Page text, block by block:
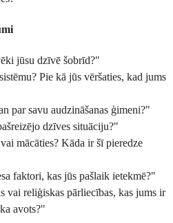
jūsu dzīvē šobrīd?"
Pie kā jūs vēršaties, kad jums
par savu audzināšanas ģimeni?"
dzīves situāciju?"
mācāties? Kāda ir šī pieredze
faktori, kas jūs pašlaik ietekmē?"
vai reliģiskas pārliecības, kas jums ir
avots?"